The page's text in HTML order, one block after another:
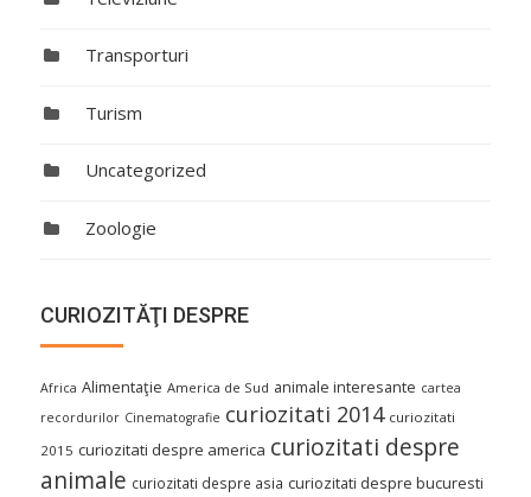
Transporturi
Turism
Uncategorized
Zoologie
CURIOZITĂŢI DESPRE
Africa Alimentaţie America de Sud animale interesante cartea
recordurilor Cinematografie curiozitati 2014 curiozitati
2015 curiozitati despre america curiozitati despre
animale curiozitati despre asia curiozitati despre bucuresti